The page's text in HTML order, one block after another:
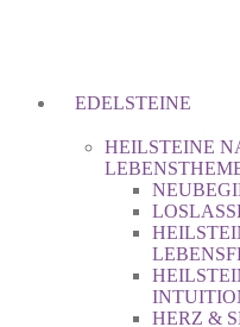
EDELSTEINE
HEILSTEINE
HERZ &